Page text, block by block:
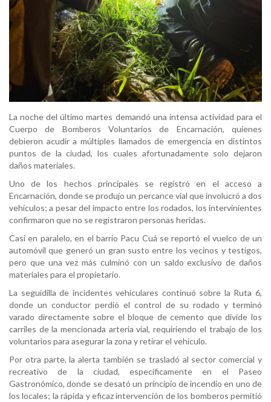
La noche del último martes demandó una intensa actividad para el
Cuerpo de Bomberos Voluntarios de Encarnación, quienes
debieron acudir a múltiples llamados de emergencia en distintos
puntos de la ciudad, los cuales afortunadamente solo dejaron
daños materiales.
Uno de los hechos principales se registró en el acceso a
Encarnación, donde se produjo un percance vial que involucró a dos
vehículos; a pesar del impacto entre los rodados, los intervinientes
confirmaron que no se registraron personas heridas.
Casi en paralelo, en el barrio Pacu Cuá se reportó el vuelco de un
automóvil que generó un gran susto entre los vecinos y testigos,
pero que una vez más culminó con un saldo exclusivo de daños
materiales para el propietario.
La seguidilla de incidentes vehiculares continuó sobre la Ruta 6,
donde un conductor perdió el control de su rodado y terminó
varado directamente sobre el bloque de cemento que divide los
carriles de la mencionada arteria vial, requiriendo el trabajo de los
voluntarios para asegurar la zona y retirar el vehículo.
Por otra parte, la alerta también se trasladó al sector comercial y
recreativo de la ciudad, específicamente en el Paseo
Gastronómico, donde se desató un principio de incendio en uno de
los locales; la rápida y eficaz intervención de los bomberos permitió